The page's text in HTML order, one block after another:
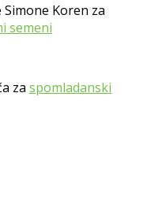
Koren za
semeni
za spomladanski